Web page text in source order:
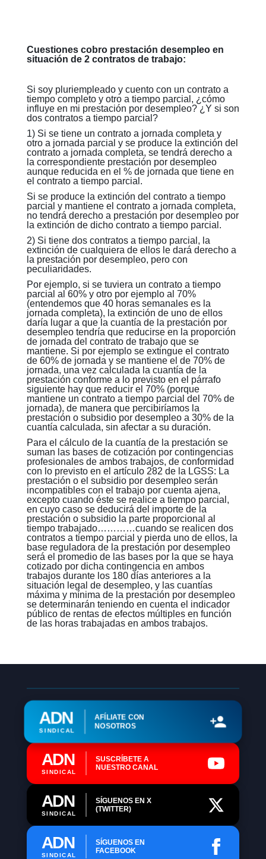
Cuestiones cobro prestación desempleo en
situación de 2 contratos de trabajo:
Si soy pluriempleado y cuento con un contrato a
tiempo completo y otro a tiempo parcial, ¿cómo
influye en mi prestación por desempleo? ¿Y si son
dos contratos a tiempo parcial?
1) Si se tiene un contrato a jornada completa y
otro a jornada parcial y se produce la extinción del
contrato a jornada completa, se tendrá derecho a
la correspondiente prestación por desempleo
aunque reducida en el % de jornada que tiene en
el contrato a tiempo parcial.
Si se produce la extinción del contrato a tiempo
parcial y mantiene el contrato a jornada completa,
no tendrá derecho a prestación por desempleo por
la extinción de dicho contrato a tiempo parcial.
2) Si tiene dos contratos a tiempo parcial, la
extinción de cualquiera de ellos le dará derecho a
la prestación por desempleo, pero con
peculiaridades.
Por ejemplo, si se tuviera un contrato a tiempo
parcial al 60% y otro por ejemplo al 70%
(entendemos que 40 horas semanales es la
jornada completa), la extinción de uno de ellos
daría lugar a que la cuantía de la prestación por
desempleo tendría que reducirse en la proporción
de jornada del contrato de trabajo que se
mantiene. Si por ejemplo se extingue el contrato
de 60% de jornada y se mantiene el de 70% de
jornada, una vez calculada la cuantía de la
prestación conforme a lo previsto en el párrafo
siguiente hay que reducir el 70% (porque
mantiene un contrato a tiempo parcial del 70% de
jornada), de manera que percibiríamos la
prestación o subsidio por desempleo a 30% de la
cuantía calculada, sin afectar a su duración.
Para el cálculo de la cuantía de la prestación se
suman las bases de cotización por contingencias
profesionales de ambos trabajos, de conformidad
con lo previsto en el artículo 282 de la LGSS: La
prestación o el subsidio por desempleo serán
incompatibles con el trabajo por cuenta ajena,
excepto cuando éste se realice a tiempo parcial,
en cuyo caso se deducirá del importe de la
prestación o subsidio la parte proporcional al
tiempo trabajado…………cuando se realicen dos
contratos a tiempo parcial y pierda uno de ellos, la
base reguladora de la prestación por desempleo
será el promedio de las bases por la que se haya
cotizado por dicha contingencia en ambos
trabajos durante los 180 días anteriores a la
situación legal de desempleo, y las cuantías
máxima y mínima de la prestación por desempleo
se determinarán teniendo en cuenta el indicador
público de rentas de efectos múltiples en función
de las horas trabajadas en ambos trabajos.
ADN
SINDICAL
AFÍLIATE CON
NOSOTROS
ADN
SINDICAL
SUSCRÍBETE A
NUESTRO CANAL
ADN
SINDICAL
SÍGUENOS EN X
(TWITTER)
ADN
SINDICAL
SÍGUENOS EN
FACEBOOK